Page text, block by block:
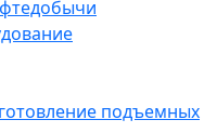
подъемных